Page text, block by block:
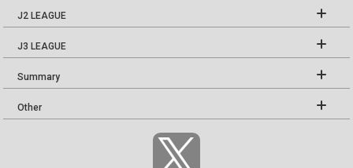
J2 LEAGUE
J3 LEAGUE
Summary
Other